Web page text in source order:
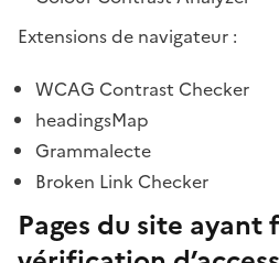
Extensions de navigateur :
WCAG Contrast Checker
headingsMap
Grammalecte
Broken Link Checker
Pages du site ayant